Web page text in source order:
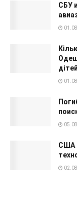
СБУ
дітей
США